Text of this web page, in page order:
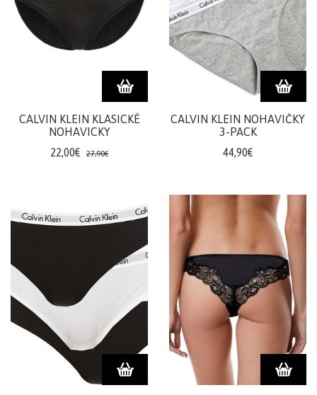
Župany/pyžamá
Doplnky/kabelky
Teplákové
súpravy/
Topánky
kožuchy,
kabáty
Vianočné
šaty
Vianočné
CALVIN KLEIN KLASICKÉ
NOHAVICKY
22,00€
27,90€
CALVIN KLEIN NOHAVIČKY
3-PACK
44,90€